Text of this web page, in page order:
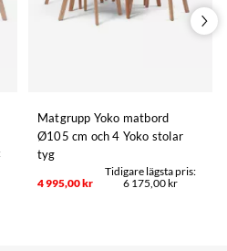
Matgrupp Yoko matbord
Ø105 cm och 4 Yoko stolar
tyg
4 995,00 kr 6 175,00 kr